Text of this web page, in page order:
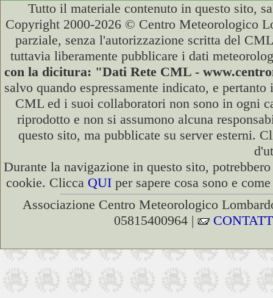
Tutto il materiale contenuto in questo sito,
Copyright 2000-2026 © Centro Meteorologico
parziale, senza l'autorizzazione scritta del
tuttavia liberamente pubblicare i dati
con la dicitura: "Dati Rete CML -
salvo quando espressamente indicato, e
CML ed i suoi collaboratori non sono in ogni
riprodotto e non si assumono alcuna
questo sito, ma pubblicate su server esterni.
Durante la navigazione in questo sito,
cookie. Clicca QUI per sapere cosa sono e
Associazione Centro Meteorologico
05815400964 |